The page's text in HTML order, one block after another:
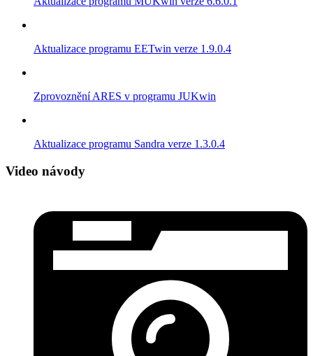
Aktualizace programu EETwin verze 1.9.0.4
Zprovoznění ARES v programu JUKwin
Aktualizace programu Sandra verze 1.3.0.4
Video návody